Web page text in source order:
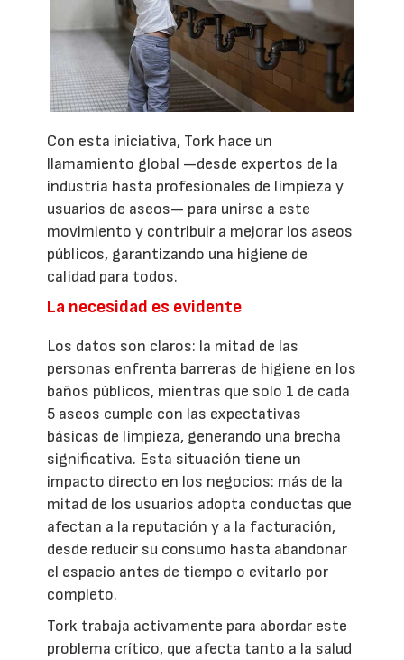
Con esta iniciativa, Tork hace un
llamamiento global —desde expertos de la
industria hasta profesionales de limpieza y
usuarios de aseos— para unirse a este
movimiento y contribuir a mejorar los aseos
públicos, garantizando una higiene de
calidad para todos.
La necesidad es evidente
Los datos son claros: la mitad de las
personas enfrenta barreras de higiene en los
baños públicos, mientras que solo 1 de cada
5 aseos cumple con las expectativas
básicas de limpieza, generando una brecha
significativa. Esta situación tiene un
impacto directo en los negocios: más de la
mitad de los usuarios adopta conductas que
afectan a la reputación y a la facturación,
desde reducir su consumo hasta abandonar
el espacio antes de tiempo o evitarlo por
completo.
Tork trabaja activamente para abordar este
problema crítico, que afecta tanto a la salud